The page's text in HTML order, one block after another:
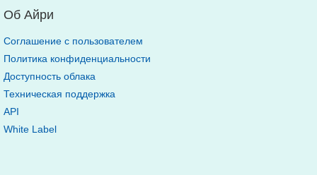
Об Айри
Соглашение с пользователем
Политика конфиденциальности
Доступность облака
Техническая поддержка
API
White Label